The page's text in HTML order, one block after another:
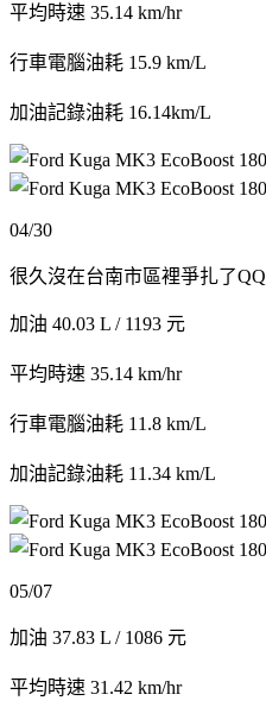
平均時速 35.14 km/hr
行車電腦油耗 15.9 km/L
加油記錄油耗 16.14km/L
04/30
很久沒在台南市區裡爭扎了QQ
加油 40.03 L / 1193 元
平均時速 35.14 km/hr
行車電腦油耗 11.8 km/L
加油記錄油耗 11.34 km/L
05/07
加油 37.83 L / 1086 元
平均時速 31.42 km/hr